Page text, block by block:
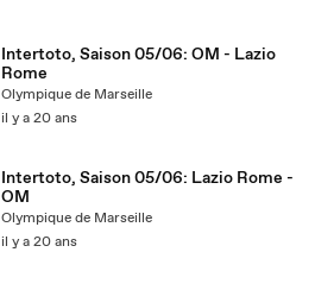
Intertoto, Saison 05/06: OM - Lazio
Rome
Olympique de Marseille
il y a 20 ans
Intertoto, Saison 05/06: Lazio Rome -
OM
Olympique de Marseille
il y a 20 ans